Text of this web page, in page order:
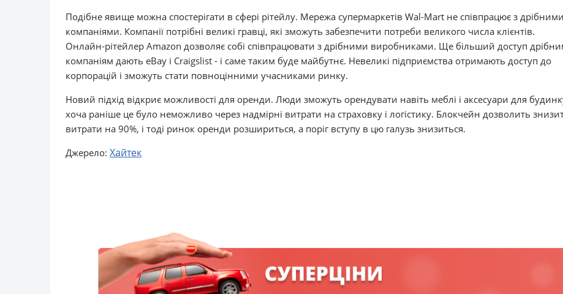
Подібне явище можна спостерігати в сфері рітейлу. Мережа супермаркетів Wal-Mart не співпрацює з дрібними
компаніями. Компанії потрібні великі гравці, які зможуть забезпечити потреби великого числа клієнтів.
Онлайн-рітейлер Amazon дозволяє собі співпрацювати з дрібними виробниками. Ще більший доступ
компаніям дають eBay і Craigslist - і саме таким буде майбутнє. Невеликі підприємства отримають доступ до
корпорацій і зможуть стати повноцінними учасниками ринку.
Новий підхід відкриє можливості для оренди. Люди зможуть орендувати навіть меблі і аксесуари для
хоча раніше це було неможливо через надмірні витрати на страховку і логістику. Блокчейн дозволить
витрати на 90%, і тоді ринок оренди розшириться, а поріг вступу в цю галузь знизиться.
Джерело: Хайтек